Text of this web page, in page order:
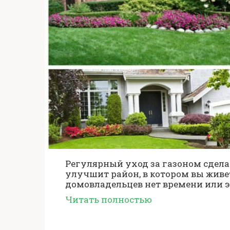
Регулярный уход за газоном
улучшит район, в котором вы
домовладельцев нет времени или
Читать полностью